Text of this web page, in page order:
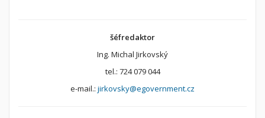
šéfredaktor
Ing. Michal Jirkovský
tel.: 724 079 044
e-mail.: jirkovsky@egovernment.cz